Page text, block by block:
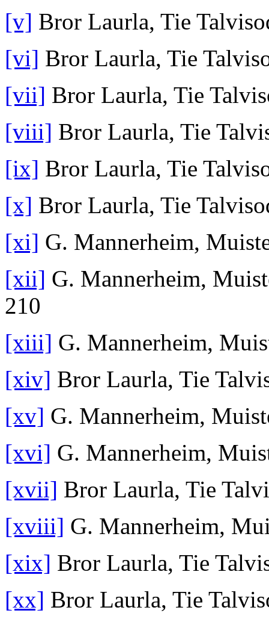
[v] Bror Laurla, Tie
[vi] Bror Laurla, Tie
[vii] Bror Laurla, Tie
[viii] Bror Laurla, Tie
[ix] Bror Laurla, Tie
[x] Bror Laurla, Tie
[xi] G. Mannerheim,
[xii] G. Mannerheim,
210
[xiii] G. Mannerheim,
[xiv] Bror Laurla, Tie
[xv] G. Mannerheim,
[xvi] G. Mannerheim,
[xvii] Bror Laurla, Tie
[xviii] G. Mannerheim,
[xix] Bror Laurla, Tie
[xx] Bror Laurla, Tie